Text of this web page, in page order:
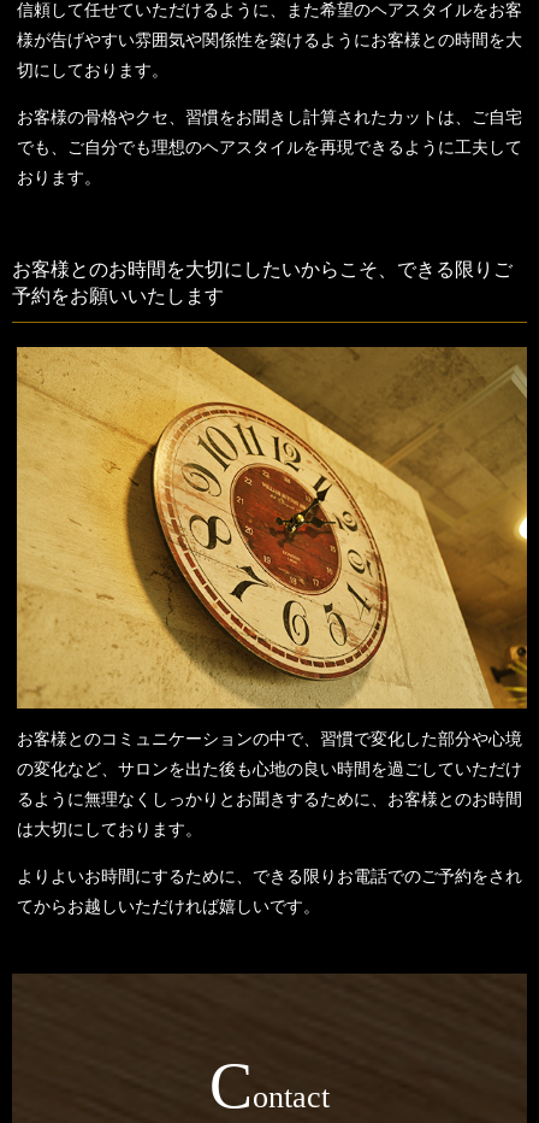
信頼して任せていただけるように、また希望のヘアスタイルをお客
様が告げやすい雰囲気や関係性を築けるようにお客様との時間を大
切にしております。
お客様の骨格やクセ、習慣をお聞きし計算されたカットは、ご自宅
でも、ご自分でも理想のヘアスタイルを再現できるように工夫して
おります。
お客様とのお時間を大切にしたいからこそ、できる限りご
予約をお願いいたします
お客様とのコミュニケーションの中で、習慣で変化した部分や心境
の変化など、サロンを出た後も心地の良い時間を過ごしていただけ
るように無理なくしっかりとお聞きするために、お客様とのお時間
は大切にしております。
よりよいお時間にするために、できる限りお電話でのご予約をされ
てからお越しいただければ嬉しいです。
Contact